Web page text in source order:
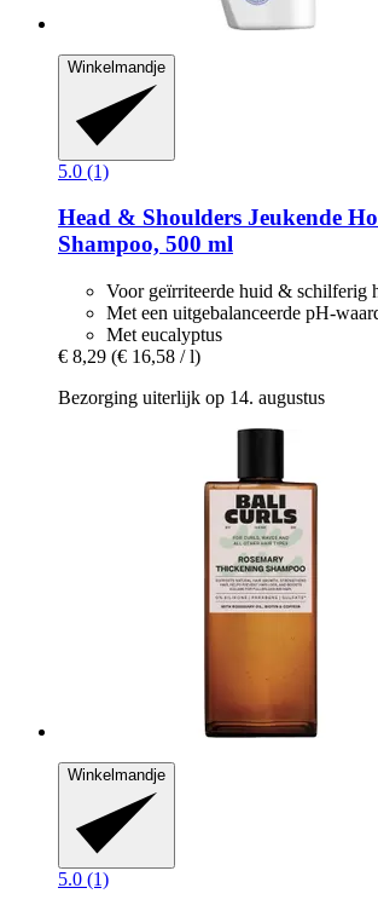
Winkelmandje
5.0 (1)
Head & Shoulders Jeukende
Shampoo, 500 ml
Voor geïrriteerde huid & schilferig
Met een uitgebalanceerde pH-
Met eucalyptus
€ 8,29 (€ 16,58 / l)
Bezorging uiterlijk op 14. augustus
Winkelmandje
5.0 (1)